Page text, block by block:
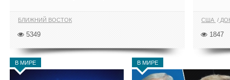
БЛИЖНИЙ ВОСТОК
5349
США
1847
В МИРЕ В МИРЕ